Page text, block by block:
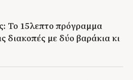
Το 15λεπτο πρόγραμμα
διακοπές με δύο βαράκια κι